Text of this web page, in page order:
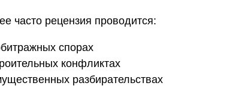
часто рецензия проводится:
спорах
конфликтах
разбирательствах